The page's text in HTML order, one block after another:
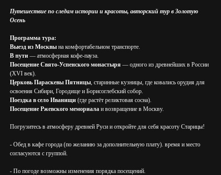
Путешествие по следам истории и красоты, авторский тур в Золотую
Осень
Программа тура:
Выезд из Москвы на комфортабельном транспорте.
В пути — атмосферная кофе-пауза.
Посещение Свято-Успенского монастыря — одного из древнейших в России
(XVI век).
Церковь Параскевы Пятницы, старинные кузницы, где ковались орудия для
освоения Сибири, Городище и Борисоглебский собор.
Поездка в село Иванищи (где растёт реликтовая сосна).
Посещение Ржевского мемориала и возвращение в Москву.
Погрузитесь в атмосферу древней Руси и откройте для себя красоту Старицы!
- Обед в кафе города (по желанию за дополнительную плату). время и место
согласуются с группой.
- По погоде возможны изменения порядка посещений.